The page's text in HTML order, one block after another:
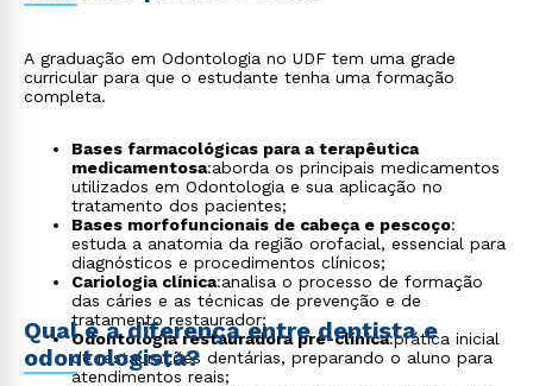
A graduação em Odontologia no UDF tem uma grade
curricular para que o estudante tenha uma formação
completa.
Bases farmacológicas para a terapêutica
medicamentosa:aborda os principais medicamentos
utilizados em Odontologia e sua aplicação no
tratamento dos pacientes;
Bases morfofuncionais de cabeça e pescoço:
estuda a anatomia da região orofacial, essencial para
diagnósticos e procedimentos clínicos;
Cariologia clínica:analisa o processo de formação
das cáries e as técnicas de prevenção e de
tratamento restaurador;
Odontologia restauradora pré-clínica:prática inicial
de restaurações dentárias, preparando o aluno para
atendimentos reais;
Qual é a diferença entre dentista e
odontologista?